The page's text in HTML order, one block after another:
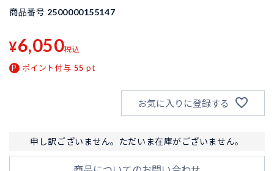
商品番号 2500000155147
¥6,050税込
ポイント付与 55 pt
お気に入りに登録する
申し訳ございません。ただいま在庫がございません。